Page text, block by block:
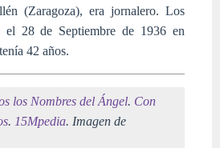
(Zaragoza), era jornalero. Los
el 28 de Septiembre de 1936 en
42 años.
los Nombres del Ángel. Con
. 15Mpedia. Imagen de